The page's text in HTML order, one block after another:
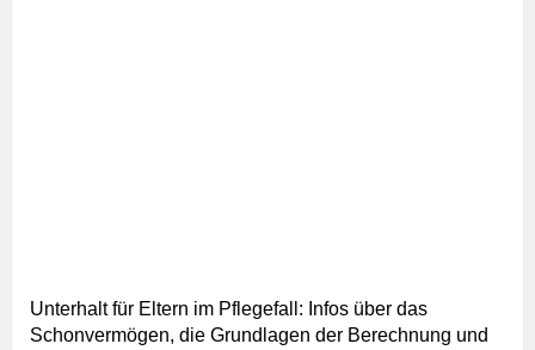
Unterhalt für Eltern im Pflegefall: Infos über das
Schonvermögen, die Grundlagen der Berechnung und